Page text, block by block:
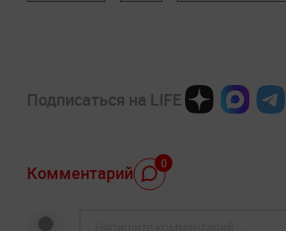
Подписаться на LIFE
Комментарий 0